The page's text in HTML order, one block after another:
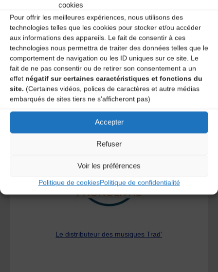
cookies
Pour offrir les meilleures expériences, nous utilisons des
technologies telles que les cookies pour stocker et/ou accéder
aux informations des appareils. Le fait de consentir à ces
technologies nous permettra de traiter des données telles que le
comportement de navigation ou les ID uniques sur ce site. Le
fait de ne pas consentir ou de retirer son consentement a un
effet négatif sur certaines caractéristiques et fonctions du
site. (Certaines vidéos, polices de caractères et autre médias
embarqués de sites tiers ne s'afficheront pas)
Accepter
Refuser
Voir les préférences
Politique de cookiesPolitique de confidentialité
Ce site utilise Akismet pour réduire les indésirables.En
savoir plus sur la façon dont les données de vos
commentaires sont traitées.
A DECOUVRIR :
Le distributeur des musiques Trad'